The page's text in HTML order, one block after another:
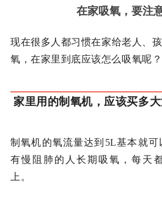
在家吸氧，要注
现在很多人都习惯在家给老人、
氧，在家里到底应该怎么吸氧呢？
家里用的制氧机，应该买多大
制氧机的氧流量达到5L基本就可
有慢阻肺的人长期吸氧，每天
上。